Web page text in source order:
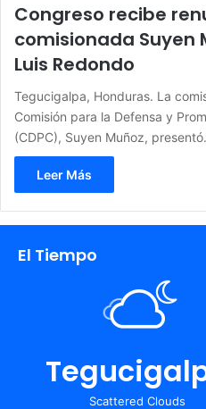
Congreso recibe
comisionada Suyen
Luis Redondo
Tegucigalpa, Honduras. La
Comisión para la Defensa y
(CDPC), Suyen Muñoz,
Leer Más
El Tiempo
Scattered Clouds